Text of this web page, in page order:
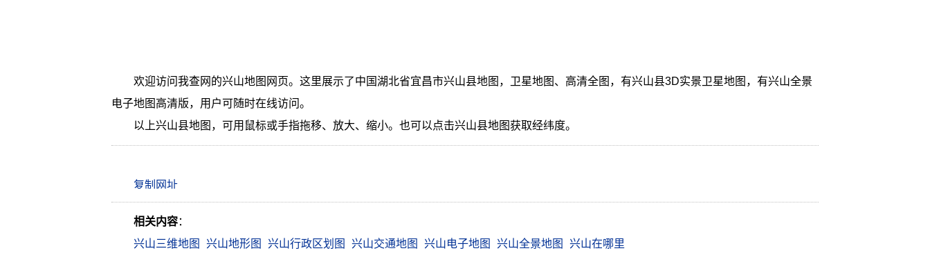
欢迎访问我查网的兴山地图网页。这里展示了中国湖北省宜昌市兴山县地图，卫星地图、高清全图，有兴山县3D实景卫星地图，有兴山全景
电子地图高清版，用户可随时在线访问。
以上兴山县地图，可用鼠标或手指拖移、放大、缩小。也可以点击兴山县地图获取经纬度。
相关内容：
兴山三维地图
兴山地形图 兴山行政区划图 兴山交通地图 兴山电子地图 兴山全景地图 兴山在哪里